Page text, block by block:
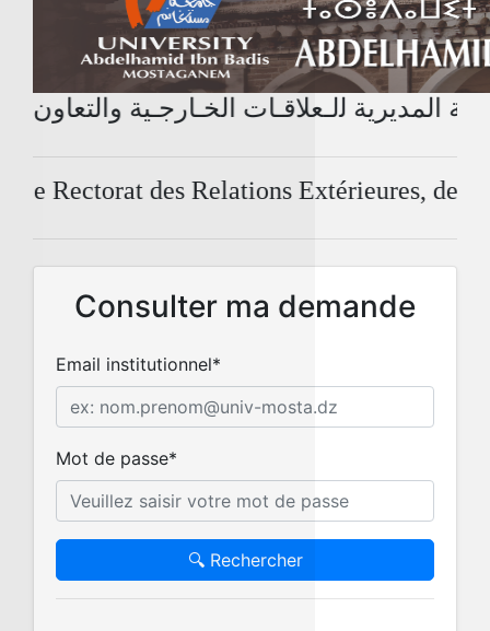
المديرية ﻟلـﻌﻼﻗـﺎت الخـﺎرﺟـﻴﺔ واﻟﺘﻌﺎون
Rectorat des Relations Extérieures, de la
Consulter ma demande
Email institutionnel*
Mot de passe*
🔍 Rechercher